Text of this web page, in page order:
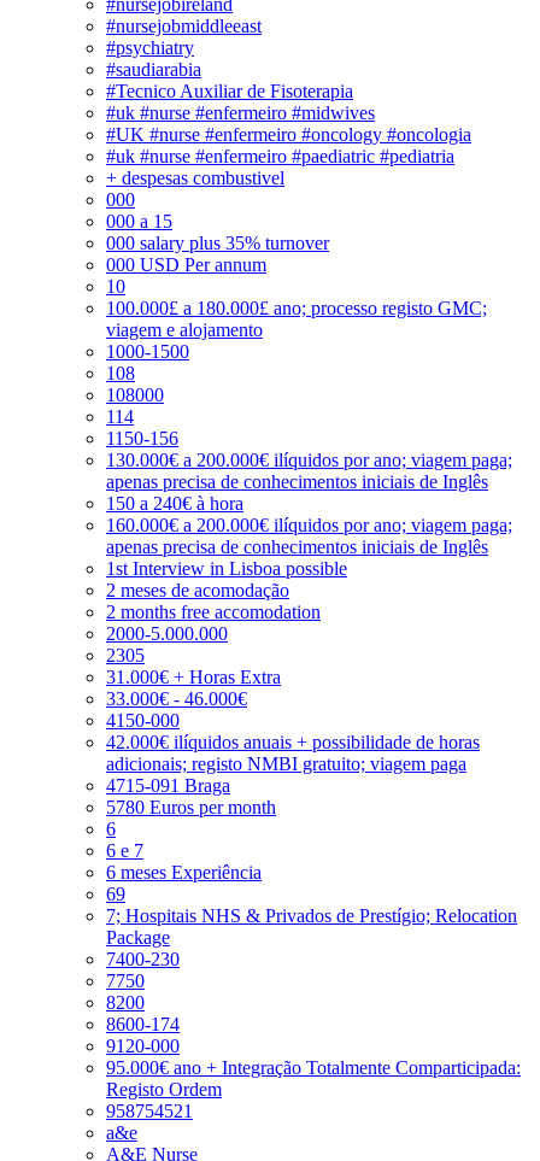
#nursejobmiddleeast
#psychiatry
#saudiarabia
#Tecnico Auxiliar de Fisoterapia
#uk #nurse #enfermeiro #midwives
#UK #nurse #enfermeiro #oncology #oncologia
#uk #nurse #enfermeiro #paediatric #pediatria
+ despesas combustivel
000
000 a 15
000 salary plus 35% turnover
000 USD Per annum
10
100.000£ a 180.000£ ano; processo registo GMC;
viagem e alojamento
1000-1500
108
108000
114
1150-156
130.000€ a 200.000€ ilíquidos por ano; viagem paga;
apenas precisa de conhecimentos iniciais de Inglês
150 a 240€ à hora
160.000€ a 200.000€ ilíquidos por ano; viagem paga;
apenas precisa de conhecimentos iniciais de Inglês
1st Interview in Lisboa possible
2 meses de acomodação
2 months free accomodation
2000-5.000.000
2305
31.000€ + Horas Extra
33.000€ - 46.000€
4150-000
42.000€ ilíquidos anuais + possibilidade de horas
adicionais; registo NMBI gratuito; viagem paga
4715-091 Braga
5780 Euros per month
6
6 e 7
6 meses Experiência
69
7; Hospitais NHS & Privados de Prestígio; Relocation
Package
7400-230
7750
8200
8600-174
9120-000
95.000€ ano + Integração Totalmente Comparticipada:
Registo Ordem
958754521
a&e
A&E Nurse